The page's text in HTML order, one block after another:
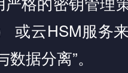
或云HSM服务
据分离”。